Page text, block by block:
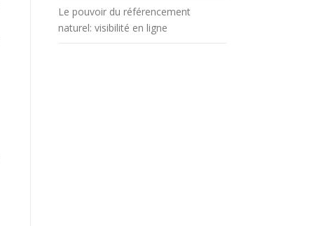
Le pouvoir du référencement
naturel: visibilité en ligne